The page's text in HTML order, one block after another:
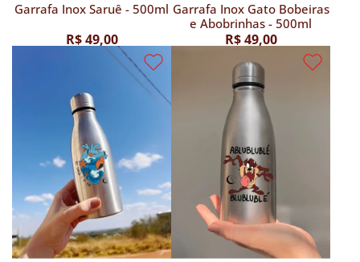
Garrafa Inox Saruê - 500ml
R$ 49,00
Garrafa Inox Gato Bobeiras
e Abobrinhas - 500ml
R$ 49,00